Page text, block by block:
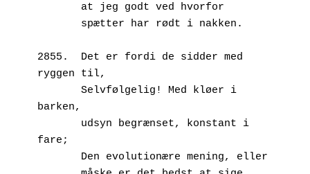
       at jeg godt ved hvorfor
       spætter har rødt i nakken.
2855.  Det er fordi de sidder med
ryggen til,
barken,
fare;
       Den evolutionære mening, eller